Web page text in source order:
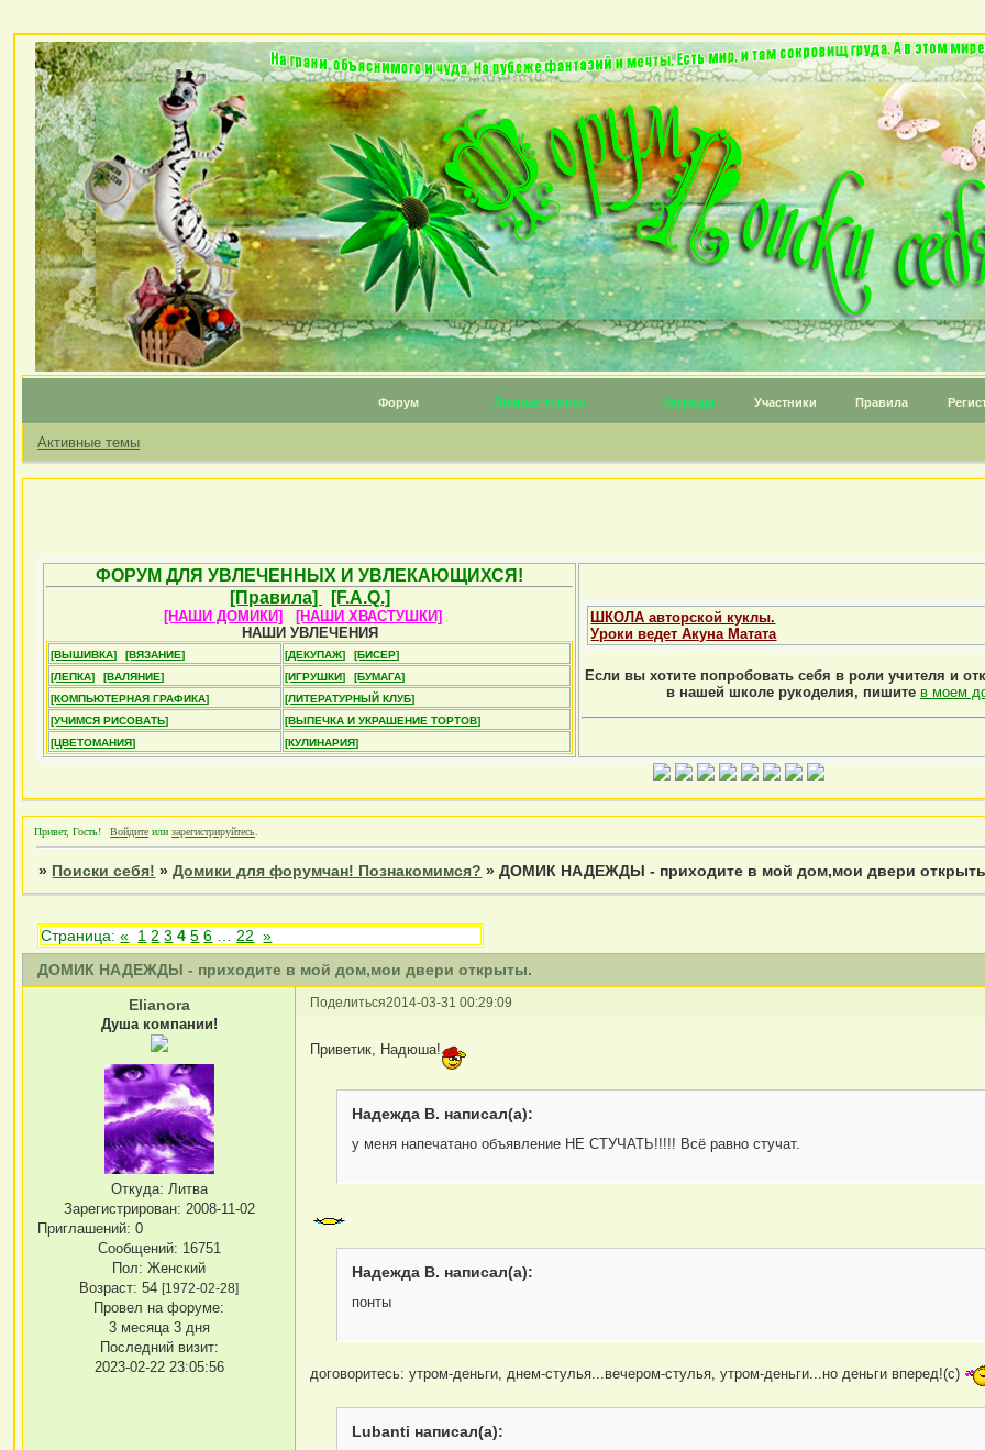
Форум Личные топики Награды Участники Правила
Активные темы
ФОРУМ ДЛЯ УВЛЕЧЕННЫХ И УВЛЕКАЮЩИХСЯ!
[Правила]
[F.A.Q.]
[НАШИ ДОМИКИ]
[НАШИ ХВАСТУШКИ]
НАШИ УВЛЕЧЕНИЯ
[ВЫШИВКА] [ВЯЗАНИЕ] [ДЕКУПАЖ]
[БИСЕР]
[ЛЕПКА]
[ВАЛЯНИЕ] [ИГРУШКИ]
[БУМАГА]
[КОМПЬЮТЕРНАЯ ГРАФИКА]
[ЛИТЕРАТУРНЫЙ КЛУБ]
[УЧИМСЯ РИСОВАТЬ]
[ВЫПЕЧКА И УКРАШЕНИЕ ТОРТОВ]
[ЦВЕТОМАНИЯ]
[КУЛИНАРИЯ]
ШКОЛА авторской куклы.
Уроки ведет Акуна Матата
Если вы хотите попробовать себя в роли учителя и
в нашей школе рукоделия, пишите в моем
Привет, Гость! Войдите илизарегистрируйтесь
» Поиски себя! »Домики для форумчан! Познакомимся? »ДОМИК НАДЕЖДЫ - приходите в мой дом,мои двери
ДОМИК НАДЕЖДЫ - приходите в мой дом,мои двери открыты.
Страница:« 1 2 3 4 5 6 22 »
Поделиться2014-03-31 00:29:09
Elianora
Душа компании!
Откуда: Литва
Зарегистрирован: 2008-11-02
Приглашений: 0
Сообщений: 16751
Пол: Женский
Возраст: 54[1972-02-28]
Провел на форуме:
3 месяца 3 дня
Последний визит:
2023-02-22 23:05:56
Приветик, Надюша!
Надежда В. написал(а):
у меня напечатано объявление НЕ СТУЧАТЬ!!!!! Всё равно стучат.
Надежда В. написал(а):
понты
договоритесь: утром-деньги, днем-стулья...вечером-стулья, утром-деньги...но деньги вперед!(с)
Lubanti написал(а):